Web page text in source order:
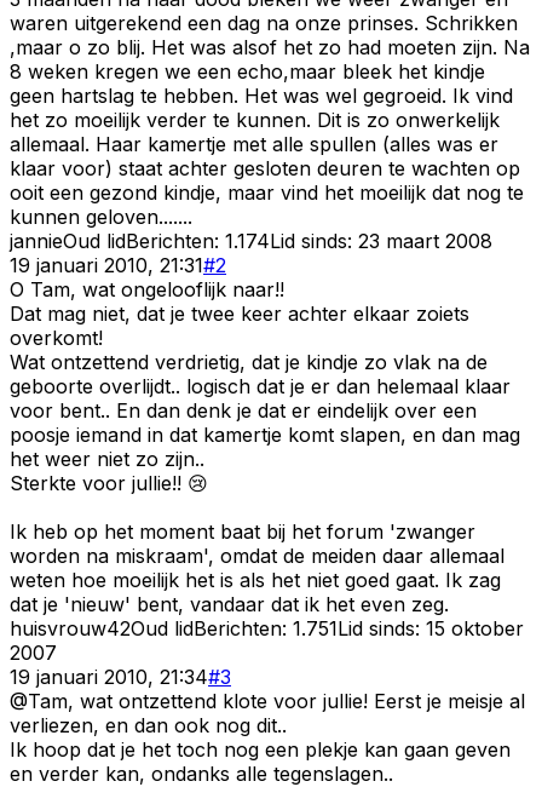
waren uitgerekend een dag na onze prinses. Schrikken
,maar o zo blij. Het was alsof het zo had moeten zijn. Na
8 weken kregen we een echo,maar bleek het kindje
geen hartslag te hebben. Het was wel gegroeid. Ik vind
het zo moeilijk verder te kunnen. Dit is zo onwerkelijk
allemaal. Haar kamertje met alle spullen (alles was er
klaar voor) staat achter gesloten deuren te wachten op
ooit een gezond kindje, maar vind het moeilijk dat nog te
kunnen geloven.......
jannieOud lidBerichten: 1.174Lid sinds: 23 maart 2008
19 januari 2010, 21:31#2
O Tam, wat ongelooflijk naar!!
Dat mag niet, dat je twee keer achter elkaar zoiets
overkomt!
Wat ontzettend verdrietig, dat je kindje zo vlak na de
geboorte overlijdt.. logisch dat je er dan helemaal klaar
voor bent.. En dan denk je dat er eindelijk over een
poosje iemand in dat kamertje komt slapen, en dan mag
het weer niet zo zijn..
Sterkte voor jullie!! 😢
Ik heb op het moment baat bij het forum 'zwanger
worden na miskraam', omdat de meiden daar allemaal
weten hoe moeilijk het is als het niet goed gaat. Ik zag
dat je 'nieuw' bent, vandaar dat ik het even zeg.
huisvrouw42Oud lidBerichten: 1.751Lid sinds: 15 oktober
2007
19 januari 2010, 21:34#3
@Tam, wat ontzettend klote voor jullie! Eerst je meisje al
verliezen, en dan ook nog dit..
Ik hoop dat je het toch nog een plekje kan gaan geven
en verder kan, ondanks alle tegenslagen..